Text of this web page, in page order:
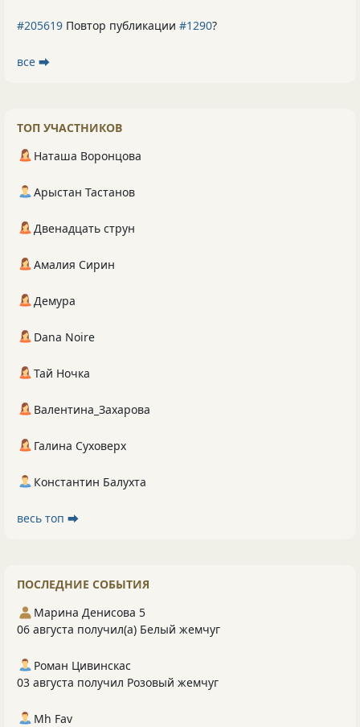
#205619 Повтор публикации #1290?
все ⮕
ТОП УЧАСТНИКОВ
Наташа Воронцова
Арыстан Тастанов
Двенадцать струн
Амалия Сирин
Демура
Dana Noire
Тай Ночка
Валентина_Захарова
Галина Суховерх
Константин Балухта
весь топ ⮕
ПОСЛЕДНИЕ СОБЫТИЯ
Марина Денисова 5
06 августа получил(а) Белый жемчуг
Роман Цивинскас
03 августа получил Розовый жемчуг
Mh Fav